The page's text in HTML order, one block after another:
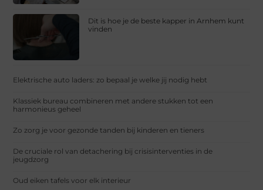
Dit is hoe je de beste kapper in Arnhem kunt
vinden
Elektrische auto laders: zo bepaal je welke jij nodig hebt
Klassiek bureau combineren met andere stukken tot een
harmonieus geheel
Zo zorg je voor gezonde tanden bij kinderen en tieners
De cruciale rol van detachering bij crisisinterventies in de
jeugdzorg
Oud eiken tafels voor elk interieur